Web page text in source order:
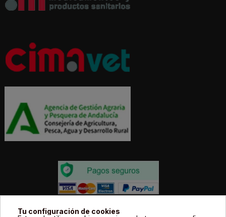
Todos los precios estás expresados en Euros e
Tu configuración de cookies